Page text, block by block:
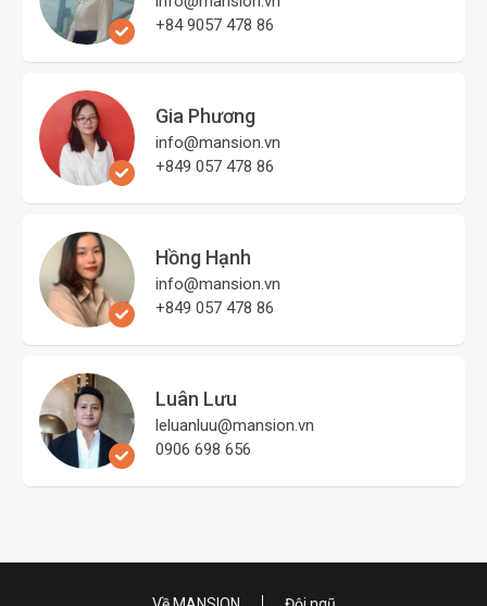
+84 9057 478 86
Gia Phương
info@mansion.vn
+849 057 478 86
Hồng Hạnh
info@mansion.vn
+849 057 478 86
Luân Lưu
leluanluu@mansion.vn
0906 698 656